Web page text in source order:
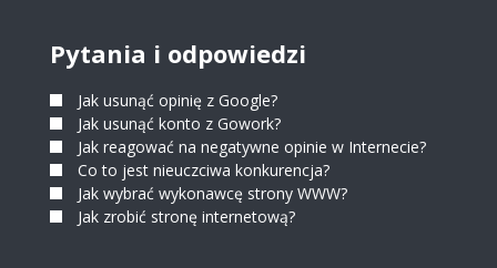
Pytania i odpowiedzi
Jak usunąć opinię z Google?
Jak usunąć konto z Gowork?
Jak reagować na negatywne opinie w Internecie?
Co to jest nieuczciwa konkurencja?
Jak wybrać wykonawcę strony WWW?
Jak zrobić stronę internetową?